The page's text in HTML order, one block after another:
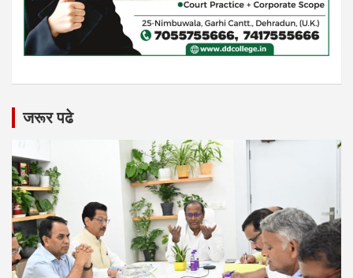
जरूर पढे